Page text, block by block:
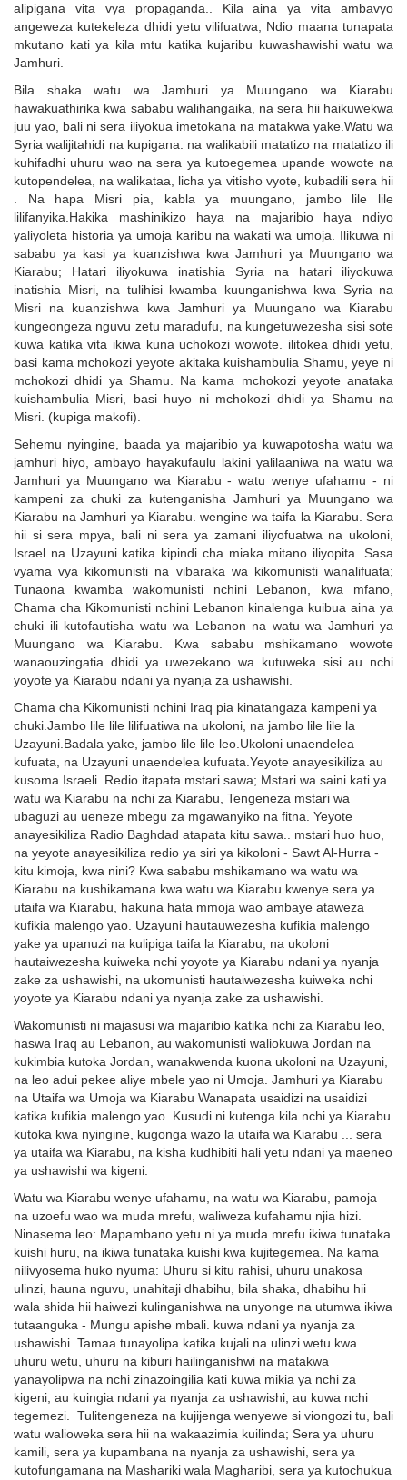
alipigana vita vya propaganda.. Kila aina ya vita ambavyo
angeweza kutekeleza dhidi yetu vilifuatwa; Ndio maana tunapata
mkutano kati ya kila mtu katika kujaribu kuwashawishi watu wa
Jamhuri.
Bila shaka watu wa Jamhuri ya Muungano wa Kiarabu
hawakuathirika kwa sababu walihangaika, na sera hii haikuwekwa
juu yao, bali ni sera iliyokua imetokana na matakwa yake.Watu wa
Syria walijitahidi na kupigana. na walikabili matatizo na matatizo ili
kuhifadhi uhuru wao na sera ya kutoegemea upande wowote na
kutopendelea, na walikataa, licha ya vitisho vyote, kubadili sera hii
. Na hapa Misri pia, kabla ya muungano, jambo lile lile
lilifanyika.Hakika mashinikizo haya na majaribio haya ndiyo
yaliyoleta historia ya umoja karibu na wakati wa umoja. Ilikuwa ni
sababu ya kasi ya kuanzishwa kwa Jamhuri ya Muungano wa
Kiarabu; Hatari iliyokuwa inatishia Syria na hatari iliyokuwa
inatishia Misri, na tulihisi kwamba kuunganishwa kwa Syria na
Misri na kuanzishwa kwa Jamhuri ya Muungano wa Kiarabu
kungeongeza nguvu zetu maradufu, na kungetuwezesha sisi sote
kuwa katika vita ikiwa kuna uchokozi wowote. ilitokea dhidi yetu,
basi kama mchokozi yeyote akitaka kuishambulia Shamu, yeye ni
mchokozi dhidi ya Shamu. Na kama mchokozi yeyote anataka
kuishambulia Misri, basi huyo ni mchokozi dhidi ya Shamu na
Misri. (kupiga makofi).
Sehemu nyingine, baada ya majaribio ya kuwapotosha watu wa
jamhuri hiyo, ambayo hayakufaulu lakini yalilaaniwa na watu wa
Jamhuri ya Muungano wa Kiarabu - watu wenye ufahamu - ni
kampeni za chuki za kutenganisha Jamhuri ya Muungano wa
Kiarabu na Jamhuri ya Kiarabu. wengine wa taifa la Kiarabu. Sera
hii si sera mpya, bali ni sera ya zamani iliyofuatwa na ukoloni,
Israel na Uzayuni katika kipindi cha miaka mitano iliyopita. Sasa
vyama vya kikomunisti na vibaraka wa kikomunisti wanalifuata;
Tunaona kwamba wakomunisti nchini Lebanon, kwa mfano,
Chama cha Kikomunisti nchini Lebanon kinalenga kuibua aina ya
chuki ili kutofautisha watu wa Lebanon na watu wa Jamhuri ya
Muungano wa Kiarabu. Kwa sababu mshikamano wowote
wanaouzingatia dhidi ya uwezekano wa kutuweka sisi au nchi
yoyote ya Kiarabu ndani ya nyanja za ushawishi.
Chama cha Kikomunisti nchini Iraq pia kinatangaza kampeni ya
chuki.Jambo lile lile lilifuatiwa na ukoloni, na jambo lile lile la
Uzayuni.Badala yake, jambo lile lile leo.Ukoloni unaendelea
kufuata, na Uzayuni unaendelea kufuata.Yeyote anayesikiliza au
kusoma Israeli. Redio itapata mstari sawa; Mstari wa saini kati ya
watu wa Kiarabu na nchi za Kiarabu, Tengeneza mstari wa
ubaguzi au ueneze mbegu za mgawanyiko na fitna. Yeyote
anayesikiliza Radio Baghdad atapata kitu sawa.. mstari huo huo,
na yeyote anayesikiliza redio ya siri ya kikoloni - Sawt Al-Hurra -
kitu kimoja, kwa nini? Kwa sababu mshikamano wa watu wa
Kiarabu na kushikamana kwa watu wa Kiarabu kwenye sera ya
utaifa wa Kiarabu, hakuna hata mmoja wao ambaye ataweza
kufikia malengo yao. Uzayuni hautauwezesha kufikia malengo
yake ya upanuzi na kulipiga taifa la Kiarabu, na ukoloni
hautaiwezesha kuiweka nchi yoyote ya Kiarabu ndani ya nyanja
zake za ushawishi, na ukomunisti hautaiwezesha kuiweka nchi
yoyote ya Kiarabu ndani ya nyanja zake za ushawishi.
Wakomunisti ni majasusi wa majaribio katika nchi za Kiarabu leo,
haswa Iraq au Lebanon, au wakomunisti waliokuwa Jordan na
kukimbia kutoka Jordan, wanakwenda kuona ukoloni na Uzayuni,
na leo adui pekee aliye mbele yao ni Umoja. Jamhuri ya Kiarabu
na Utaifa wa Umoja wa Kiarabu Wanapata usaidizi na usaidizi
katika kufikia malengo yao. Kusudi ni kutenga kila nchi ya Kiarabu
kutoka kwa nyingine, kugonga wazo la utaifa wa Kiarabu ... sera
ya utaifa wa Kiarabu, na kisha kudhibiti hali yetu ndani ya maeneo
ya ushawishi wa kigeni.
Watu wa Kiarabu wenye ufahamu, na watu wa Kiarabu, pamoja
na uzoefu wao wa muda mrefu, waliweza kufahamu njia hizi.
Ninasema leo: Mapambano yetu ni ya muda mrefu ikiwa tunataka
kuishi huru, na ikiwa tunataka kuishi kwa kujitegemea. Na kama
nilivyosema huko nyuma: Uhuru si kitu rahisi, uhuru unakosa
ulinzi, hauna nguvu, unahitaji dhabihu, bila shaka, dhabihu hii
wala shida hii haiwezi kulinganishwa na unyonge na utumwa ikiwa
tutaanguka - Mungu apishe mbali. kuwa ndani ya nyanja za
ushawishi. Tamaa tunayolipa katika kujali na ulinzi wetu kwa
uhuru wetu, uhuru na kiburi hailinganishwi na matakwa
yanayolipwa na nchi zinazoingilia kati kuwa mikia ya nchi za
kigeni, au kuingia ndani ya nyanja za ushawishi, au kuwa nchi
tegemezi. Tulitengeneza na kujijenga wenyewe si viongozi tu, bali
watu walioweka sera hii na wakaazimia kuilinda; Sera ya uhuru
kamili, sera ya kupambana na nyanja za ushawishi, sera ya
kutofungamana na Mashariki wala Magharibi, sera ya kutochukua